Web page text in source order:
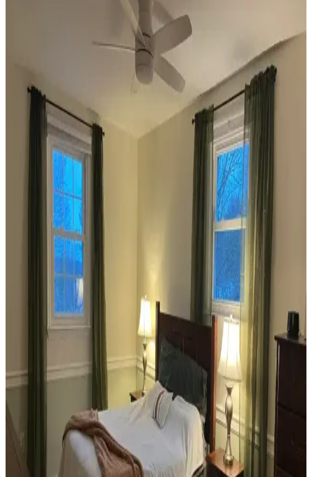
Dekorasyonda Görsel Denge Sağlama Yöntemleri
Koltuk ve aksesuar sandalyelerde renk uyumsuzluğu görsel rekabete
yol açabilir. Halı, perde, yastık ve mobilya yerleşimi ile renkler
dengelenerek mekanın estetik bütünlüğü sağlanır.
Ev Dekorasyonunda Denge ve Fonksiyonellik: Renk
Uyumu, Mobilya Yerleşimi ve Estetik İncelemesi
Reddit tartışması üzerinden ev dekorasyonunda renk uyumu,
mobilya yerleşimi ve aksesuar dengesi gibi unsurların yaşam
alanlarının estetik ve fonksiyonelliğini nasıl etkilediği inceleniyor.
Veranda Dekorasyonunda Bitki Seçimi, Aydınlatma
ve Mobilya Düzenlemeleriyle Estetik İyileştirme
Yöntemleri
Veranda dekorasyonunda bitkiler, halılar, aydınlatma ve mobilyaların
uyumlu kullanımı mekânı daha davetkâr ve fonksiyonel kılar. Doğru
seçimler verandanın atmosferini ve dış görünümünü güçlendirir.
Habitat'tan İkinci El Mobilya Alımı ve Ev
Dekorasyonunda Stil Oluşturma Yöntemleri
Habitat mağazalarından ikinci el mobilya alımı, ekonomik ve özgün
dekorasyon için fırsatlar sunar. Doğru seçim, temizlik ve stil
oluşturma evin atmosferini belirler.
Teal Renkli Sandalyenin Halı ve Dolapla
Uyumunda Renk Tonları ve Aksesuarların Rolü
Teal renkli sandalyenin halı ve dolapla uyumu, doğru renk tonları ve
aksesuar seçimiyle sağlanır. Halıdaki mavi-yeşil alt tonlar ve sıcak
ahşap dolap, teal rengini öne çıkarır, aksesuarlar ise denge oluşturur.